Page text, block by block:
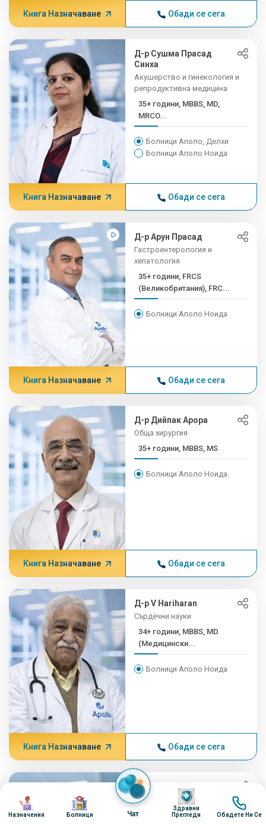
Книга Назначаване Обади се сега
Д-р Сушма Прасад
Синха
Акушерство и гинекология и
репродуктивна медицина
35+ години, MBBS, MD,
MRCO...
Болници Аполо, Делхи
Болници Аполо Ноида
Книга Назначаване Обади се сега
Д-р Арун Прасад
Гастроентерология и
хепатология
35+ години, FRCS
(Великобритания), FRC...
Болници Аполо Ноида
Книга Назначаване Обади се сега
Д-р Дийпак Арора
Обща хирургия
35+ години, MBBS, MS
Болници Аполо Ноида
Книга Назначаване Обади се сега
Д-р V Hariharan
Сърдечни науки
34+ години, MBBS, MD
(Медицински...
Болници Аполо Ноида
Книга Назначаване Обади се сега
Д-р БК Рой
Ендокринология и лечение на
диабет
Изображение
Назначения
Изображение
Болници Чат
Изображение
Здравни
Прегледи
Обадете Ни Се